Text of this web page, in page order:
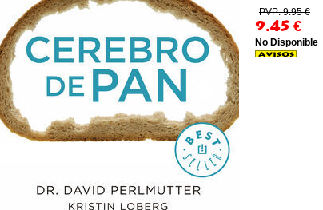
PVP: 9.95 €
9.45 €
No Disponible